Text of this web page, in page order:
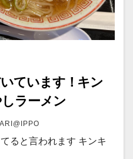
ています！キン
ラーメン
ると言われます キンキ